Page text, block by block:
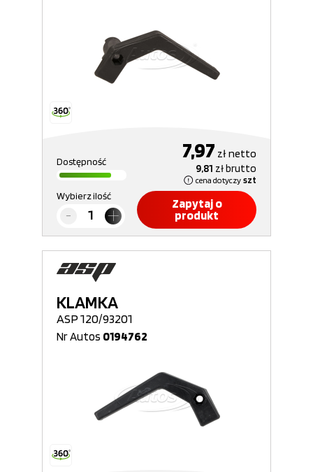
Dostępność 7,97 złnetto
9,81 złbrutto
cena dotyczy szt
Wybierz ilość
Zapytaj o
produkt
KLAMKA
ASP 120/93201
Nr Autos 0194762